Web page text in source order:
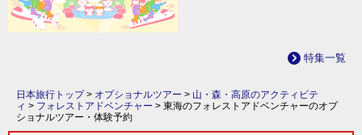
特集一覧
日本旅行トップ> オプショナルツアー > 山・森・高原のアクティビテ
ィ > フォレストアドベンチャー > 東海のフォレストアドベンチャーのオプ
ショナルツアー・体験予約